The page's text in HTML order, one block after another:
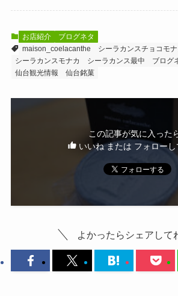
お店紹介
ブログネタ
maison_coelacanthe
シーラカンスチョコモナ
シーラカンスモナカ
シーラカンス最中 ブログ
仙台観光情報
仙台銘菓
この記事が気に入った
いいね または フォローし
よかったらシェアして